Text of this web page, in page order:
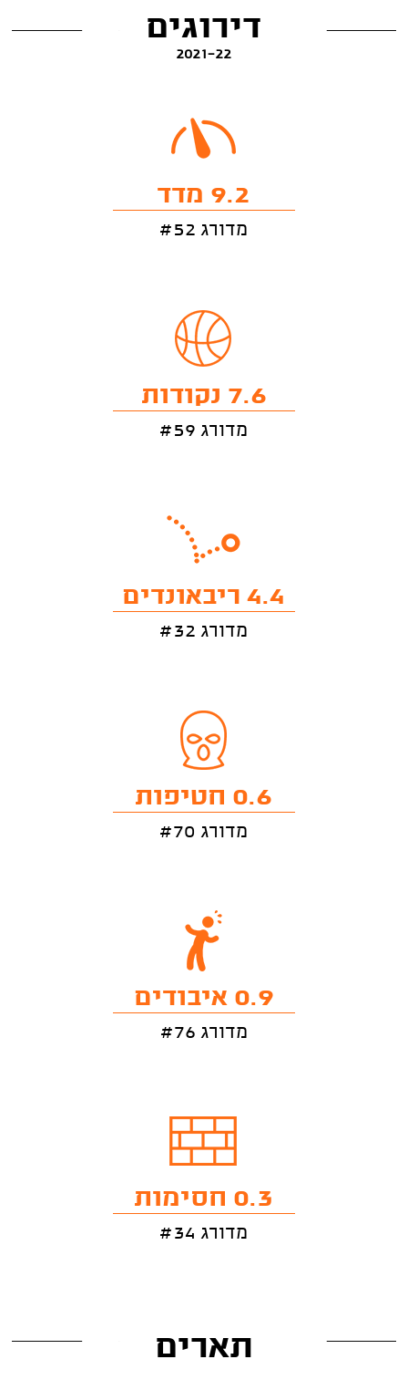
דירוגים
2021-22
9.2 מדד
מדורג #52
7.6 נקודות
מדורג #59
4.4 ריבאונדים
מדורג #32
0.6 חטיפות
מדורג #70
0.9 איבודים
מדורג #76
0.3 חסימות
מדורג #34
תארים